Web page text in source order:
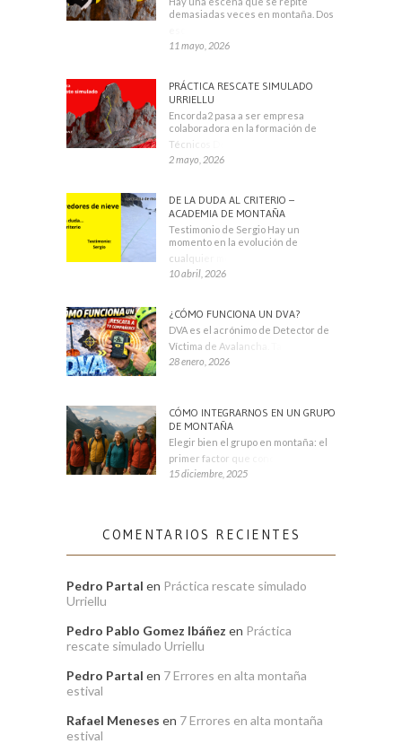
demasiadas veces en montaña. Dos
11 mayo, 2026
PRÁCTICA RESCATE SIMULADO
URRIELLU
Encorda2 pasa a ser empresa
colaboradora en la formación de
Técnicos Deportivos
2 mayo, 2026
DE LA DUDA AL CRITERIO –
ACADEMIA DE MONTAÑA
Testimonio de Sergio Hay un
momento en la evolución de
cualquier montañero
10 abril, 2026
¿CÓMO FUNCIONA UN DVA?
DVA es el acrónimo de Detector de
Víctima de Avalancha. También se
28 enero, 2026
CÓMO INTEGRARNOS EN UN GRUPO
DE MONTAÑA
Elegir bien el grupo en montaña: el
primer factor que condiciona tu
15 diciembre, 2025
COMENTARIOS RECIENTES
Pedro Partal en Práctica rescate simulado
Urriellu
Pedro Pablo Gomez Ibáñez en Práctica
rescate simulado Urriellu
Pedro Partal en 7 Errores en alta montaña
estival
Rafael Meneses en 7 Errores en alta montaña
estival